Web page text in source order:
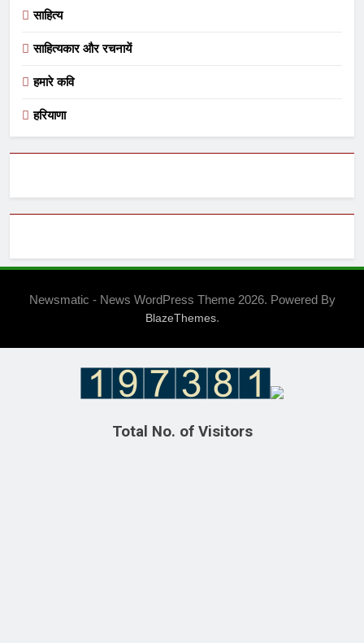
साहित्य
साहित्यकार और रचनायें
हमारे कवि
हरियाणा
Newsmatic - News WordPress Theme 2026. Powered By
BlazeThemes.
Total No. of Visitors